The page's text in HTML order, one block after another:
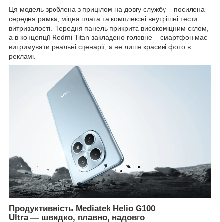
Ця модель зроблена з прицілом на довгу службу – посилена
середня рамка, міцна плата та комплексні внутрішні тести
витривалості. Передня панель прикрита високоміцним склом,
а в концепції Redmi Titan закладено головне – смартфон має
витримувати реальні сценарії, а не лише красиві фото в
рекламі.
Продуктивність Mediatek Helio G100
Ultra — швидко, плавно, надовго